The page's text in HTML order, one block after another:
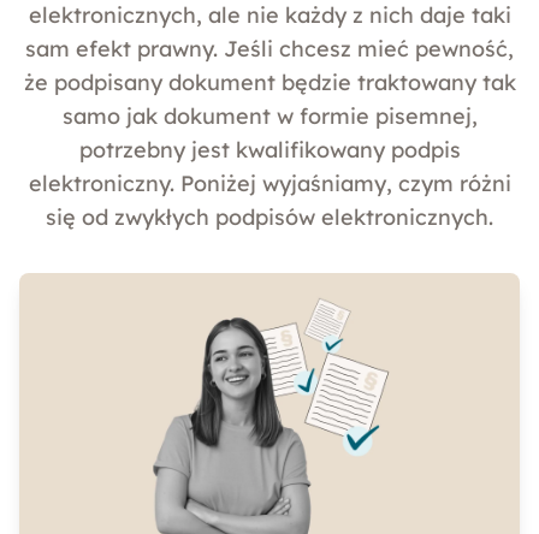
elektronicznych, ale nie każdy z nich daje taki
sam efekt prawny. Jeśli chcesz mieć pewność,
że podpisany dokument będzie traktowany tak
samo jak dokument w formie pisemnej,
potrzebny jest kwalifikowany podpis
elektroniczny. Poniżej wyjaśniamy, czym różni
się od zwykłych podpisów elektronicznych.